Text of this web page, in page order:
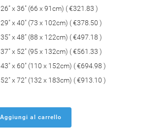
26" x 36" (66 x 91cm) ( €321.83 )
29" x 40" (73 x 102cm) ( €378.50 )
35" x 48" (88 x 122cm) ( €497.18 )
37" x 52" (95 x 132cm) ( €561.33 )
43" x 60" (110 x 152cm) ( €694.98 )
52" x 72" (132 x 183cm) ( €913.10 )